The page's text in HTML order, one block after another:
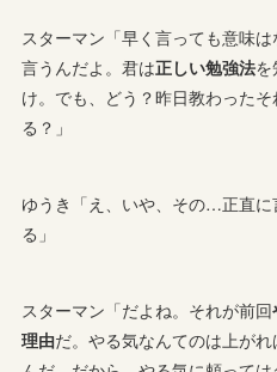
スターマン「早く言っても意味
言うんだよ。君は正しい勉強法
け。でも、どう？昨日教わった
る？」
ゆうき「え、いや、その…正直
る」
スターマン「だよね。それが前回
理由だ。やる気なんてのは上が